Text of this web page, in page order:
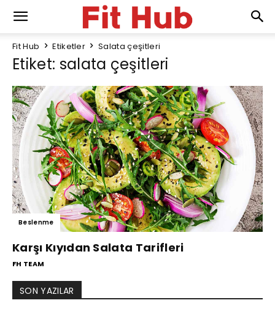
Fit Hub Etiketler Salata çeşitleri
Etiket: salata çeşitleri
Beslenme
Karşı Kıyıdan Salata Tarifleri
FH TEAM
SON YAZILAR